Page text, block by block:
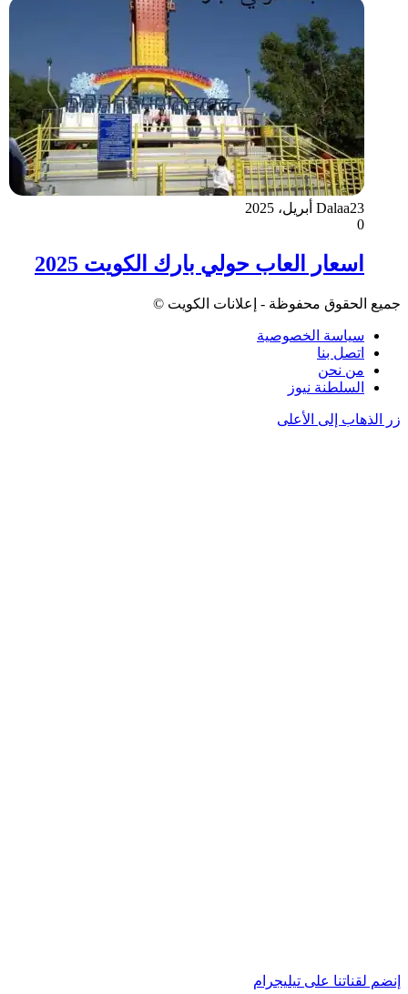
Dalaa23 أبريل، 2025
0
اسعار العاب حولي بارك الكويت 2025
جميع الحقوق محفوظة - إعلانات الكويت ©
سياسة الخصوصية
اتصل بنا
من نحن
السلطنة نيوز
زر الذهاب إلى الأعلى
إنضم لقناتنا على تيليجرام